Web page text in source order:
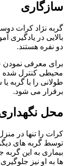
سازگاری
گربه نژاد کرات
بالایی در یادگیری
دو نفره هستند.
برای معرفی نمودن
محیطی کنترل شده
طولانی را با گربه
برقرار می شود.
محل
کرات را تنها در
توسط گربه های
بیماری به این
ها به او نیز